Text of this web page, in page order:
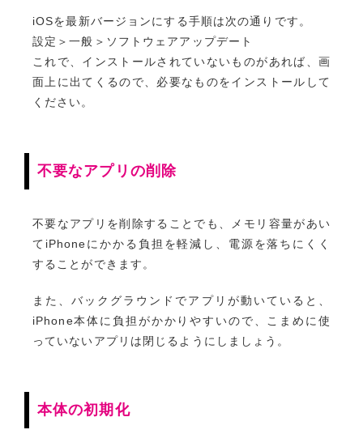
iOSを最新バージョンにする手順は次の通りです。
設定＞一般＞ソフトウェアアップデート
これで、インストールされていないものがあれば、画
面上に出てくるので、必要なものをインストールして
ください。
不要なアプリの削除
不要なアプリを削除することでも、メモリ容量があい
てiPhoneにかかる負担を軽減し、電源を落ちにくく
することができます。
また、バックグラウンドでアプリが動いていると、
iPhone本体に負担がかかりやすいので、こまめに使
っていないアプリは閉じるようにしましょう。
本体の初期化